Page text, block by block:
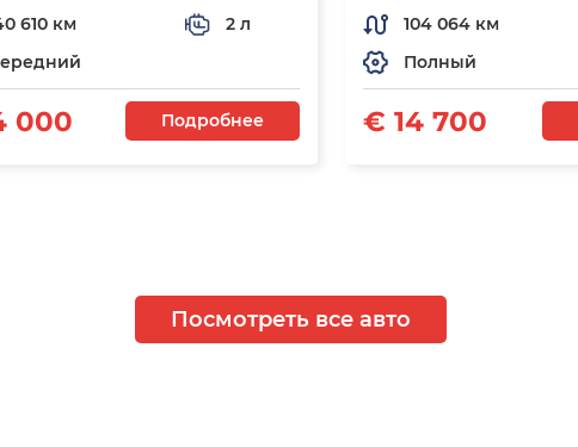
610 км
2 л
000 Подробнее
104 064 км
Полный
€ 14 700
Посмотреть все авто